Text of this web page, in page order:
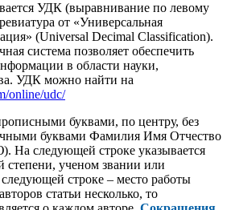
УДК (выравнивание по левому
от «Универсальная
(Universal Decimal Classification).
система позволяет обеспечить
в области науки,
УДК можно найти на
online/udc/
буквами, по центру, без
буквами Фамилия Имя Отчество
следующей строке указывается
степени, ученом звании или
строке – место работы
статьи несколько, то